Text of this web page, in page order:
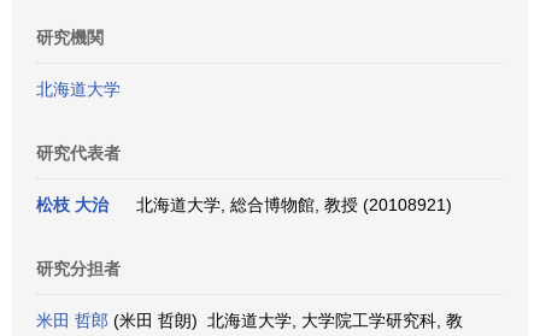
研究機関
北海道大学
研究代表者
松枝 大治 北海道大学, 総合博物館, 教授 (20108921)
研究分担者
米田 哲郎 (米田 哲朗) 北海道大学, 大学院工学研究科, 教